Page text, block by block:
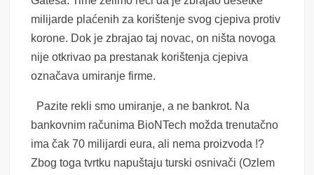
milijarde plaćenih za korištenje svog cjepiva protiv
korone. Dok je zbrajao taj novac, on ništa novoga
nije otkrivao pa prestanak korištenja cjepiva
označava umiranje firme.
Pazite rekli smo umiranje, a ne bankrot. Na
bankovnim računima BioNTech možda trenutačno
ima čak 70 milijardi eura, ali nema proizvoda !?
Zbog toga tvrtku napuštaju turski osnivači (Ozlem